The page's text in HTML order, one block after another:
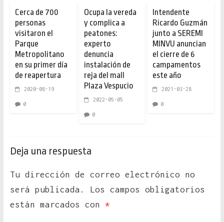
Cerca de 700
personas
visitaron el
Parque
Metropolitano
en su primer día
de reapertura
2020-08-19
0
Ocupa la vereda
y complica a
peatones:
experto
denuncia
instalación de
reja del mall
Plaza Vespucio
2022-05-05
0
Intendente
Ricardo Guzmán
junto a SEREMI
MINVU anuncian
el cierre de 6
campamentos
este año
2021-03-28
0
Deja una respuesta
Tu dirección de correo electrónico no
será publicada.
Los campos obligatorios
están marcados con *